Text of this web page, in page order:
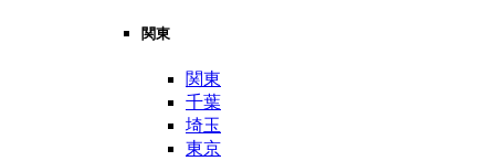
関東
関東
千葉
埼玉
東京